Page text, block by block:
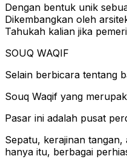
Dengan bentuk unik
Dikembangkan oleh
Tahukah kalian jika
SOUQ WAQIF
Selain berbicara tentang
Souq Waqif yang
Pasar ini adalah pusat
Sepatu, kerajinan
hanya itu, berbagai